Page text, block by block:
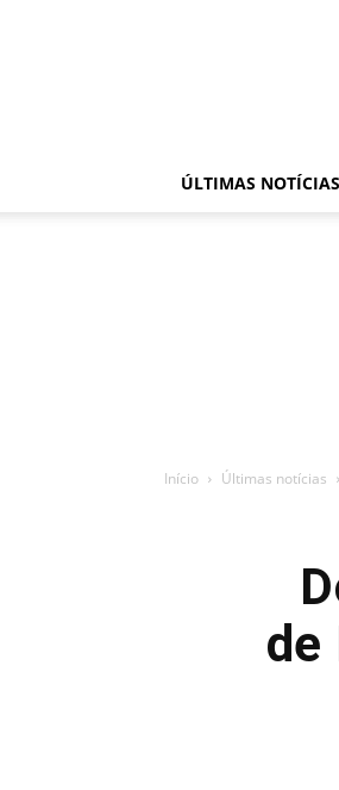
ÚLTIMAS NOTÍCIAS
Início Últimas notícias
de